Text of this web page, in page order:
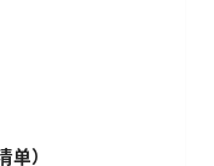
单）